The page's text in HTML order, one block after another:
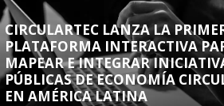
CIRCULARTEC LANZA LA
PLATAFORMA INTERACTIVA
MAPEAR E INTEGRAR
PÚBLICAS DE ECONOMÍA
EN AMÉRICA LATINA